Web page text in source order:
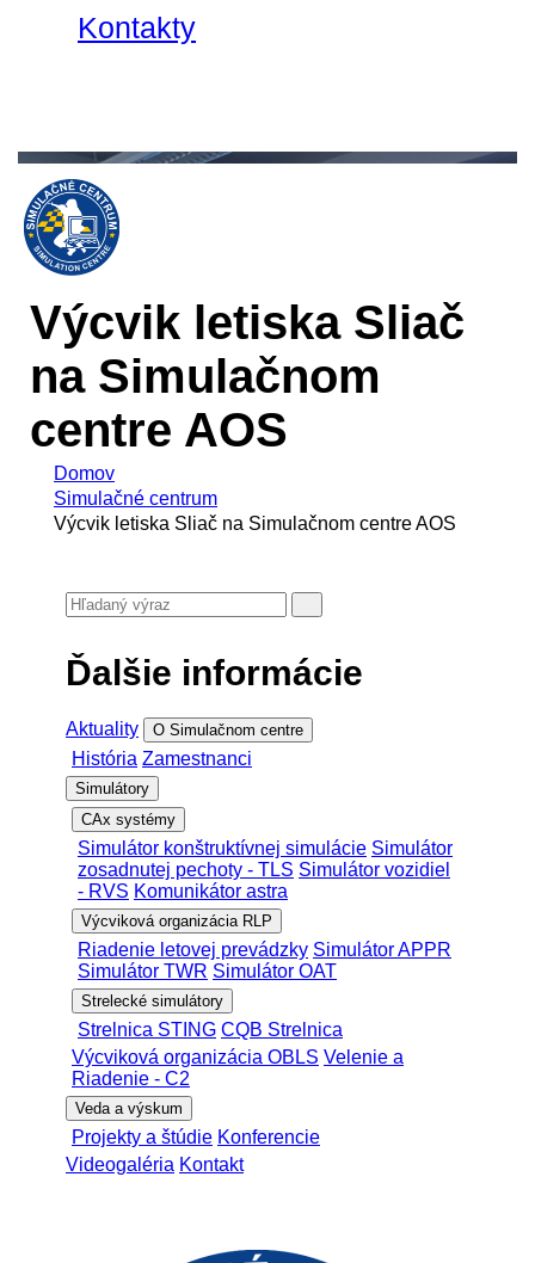
Kontakty
Výcvik letiska Sliač
na Simulačnom
centre AOS
Domov
Simulačné centrum
Výcvik letiska Sliač na Simulačnom centre AOS
Ďalšie informácie
Aktuality O Simulačnom centre
História Zamestnanci
Simulátory
CAx systémy
Simulátor konštruktívnej simulácie Simulátor
zosadnutej pechoty - TLS Simulátor vozidiel
- RVS Komunikátor astra
Výcviková organizácia RLP
Riadenie letovej prevádzky Simulátor APPR
Simulátor TWR Simulátor OAT
Strelecké simulátory
Strelnica STING CQB Strelnica
Výcviková organizácia OBLS Velenie a
Riadenie - C2
Veda a výskum
Projekty a štúdie Konferencie
Videogaléria Kontakt